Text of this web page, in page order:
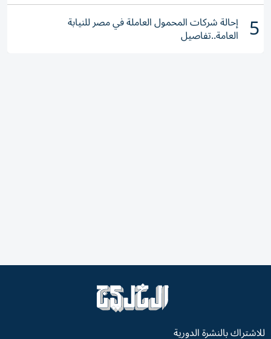
5 إحالة شركات المحمول العاملة في مصر للنيابة
العامة..تفاصيل
للاشتراك بالنشرة الدورية